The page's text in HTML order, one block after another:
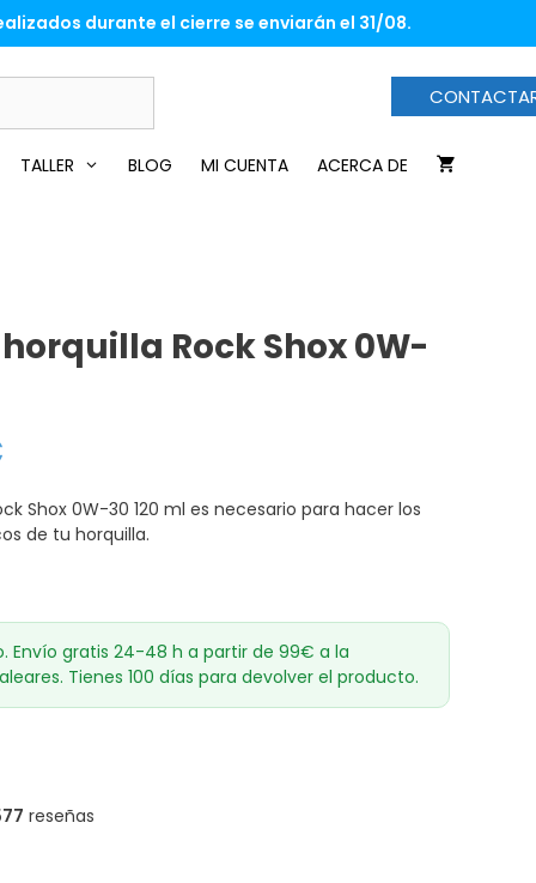
durante el cierre se enviarán el 31/08.
TALLER BLOG MI CUENTA ACERCA DE
Rock Shox 0W-
10,60€.
Shox 0W-30 120 ml es necesario para hacer los
de tu horquilla.
Envío gratis 24-48 h a partir de 99€ a la
Tienes 100 días para devolver el producto.
reseñas
era:
es:Rock
Shox
cantidad